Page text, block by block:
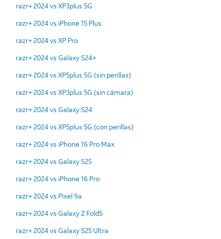
razr+ 2024 vs XP3plus 5G
razr+ 2024 vs iPhone 15 Plus
razr+ 2024 vs XP Pro
razr+ 2024 vs Galaxy S24+
razr+ 2024 vs XP5plus 5G (sin perillas)
razr+ 2024 vs XP3plus 5G (sin cámara)
razr+ 2024 vs Galaxy S24
razr+ 2024 vs XP5plus 5G (con perillas)
razr+ 2024 vs iPhone 16 Pro Max
razr+ 2024 vs Galaxy S25
razr+ 2024 vs iPhone 16 Pro
razr+ 2024 vs Pixel 9a
razr+ 2024 vs Galaxy Z Fold5
razr+ 2024 vs Galaxy S25 Ultra